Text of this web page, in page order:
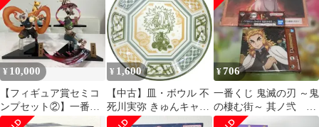
¥ 10,000
【フィギュア賞セミコ
ンプセット②】一番く
じ 鬼滅の刃～鬼の棲む
¥ 1,600
【中古】皿・ボウル 不
死川実弥 きゅんキャラ
小皿 「一番くじ 鬼滅の
¥706
一番くじ 鬼滅の刃 ～鬼
の棲む街～ 其ノ弐 ア
クリルビジュアルボー